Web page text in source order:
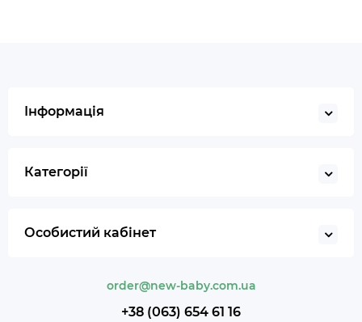
Інформація
Категорії
Особистий кабінет
order@new-baby.com.ua
+38 (063) 654 61 16